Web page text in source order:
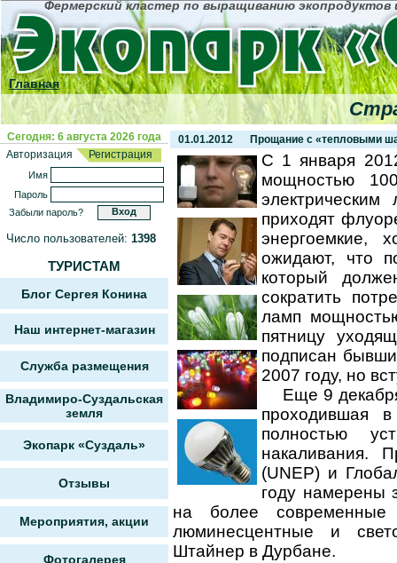
Фермерский кластер по выращиванию экопродуктов
Главная
Сегодня: 6 августа 2026 года
Авторизация
Регистрация
Имя
Пароль
Забыли пароль?
Число пользователей: 1398
ТУРИСТАМ
Блог Сергея Конина
Наш интернет-магазин
Служба размещения
Владимиро-Суздальская
земля
Экопарк «Суздаль»
Отзывы
Мероприятия, акции
Фотогалерея
01.01.2012 Прощание с «тепловыми
С 1 января
мощностью
приходят
энергоемкие,
ожидают, что
который
сократить
ламп
пятницу
подписан
2007 году, но
Еще 9
проходившая
полностью
накаливания.
(UNEP) и
году намерены
на более современные
люминесцентные и
Штайнер в Дурбане.